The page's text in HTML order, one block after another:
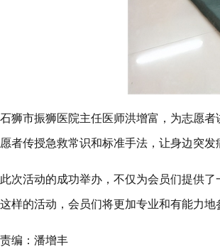
石狮市振狮医院主任医师洪增富，为志愿
愿者传授急救常识和标准手法，让身边突
此次活动的成功举办，不仅为会员们提供
这样的活动，会员们将更加专业和有能力
责编：潘增丰